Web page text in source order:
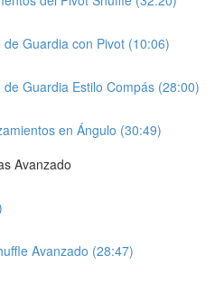
Guardia con Pivot (10:06)
Guardia Estilo Compás (28:00)
en Ángulo (30:49)
Avanzado
Avanzado (28:47)